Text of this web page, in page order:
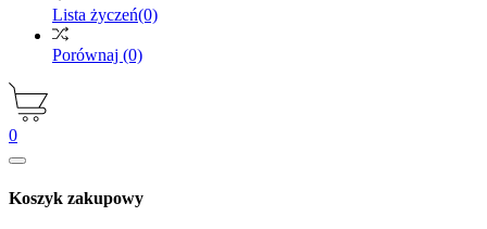
Lista życzeń(0)
Porównaj (0)
0
Koszyk zakupowy